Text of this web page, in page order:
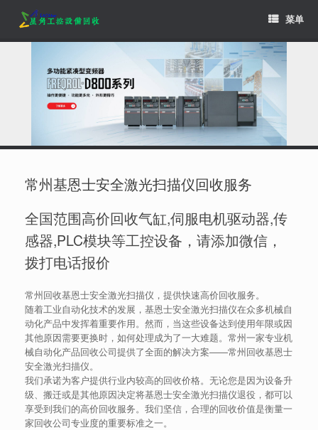
content
菜单
常州基恩士安全激光扫描仪回收服务
全国范围高价回收气缸,伺服电机驱动器,传
感器,PLC模块等工控设备，请添加微信，
拨打电话报价
常州回收基恩士安全激光扫描仪，提供快速高价回收服务。
随着工业自动化技术的发展，基恩士安全激光扫描仪在众多机械自
动化产品中发挥着重要作用。然而，当这些设备达到使用年限或因
其他原因需要更换时，如何处理成为了一大难题。常州一家专业机
械自动化产品回收公司提供了全面的解决方案——常州回收基恩士
安全激光扫描仪。
我们承诺为客户提供行业内较高的回收价格。无论您是因为设备升
级、搬迁或是其他原因决定将基恩士安全激光扫描仪退役，都可以
享受到我们的高价回收服务。我们坚信，合理的回收价值是衡量一
家回收公司专业度的重要标准之一。